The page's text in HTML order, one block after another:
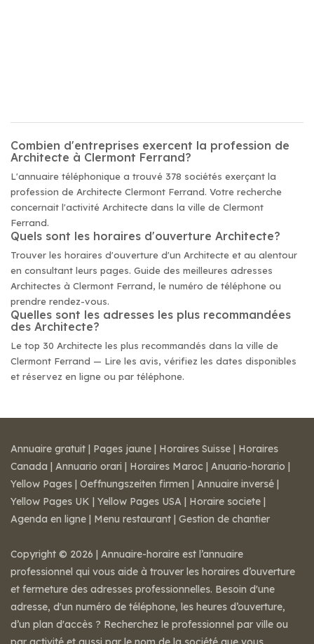
Combien d'entreprises exercent la profession de
Architecte à Clermont Ferrand?
L'annuaire téléphonique a trouvé 378 sociétés exerçant la
profession de Architecte Clermont Ferrand. Votre recherche
concernait l'activité Architecte dans la ville de Clermont
Ferrand.
Quels sont les horaires d'ouverture Architecte?
Trouver les horaires d'ouverture d'un Architecte et au alentour
en consultant leurs pages. Guide des meilleures adresses
Architectes à Clermont Ferrand, le numéro de téléphone ou
prendre rendez-vous.
Quelles sont les adresses les plus recommandées
des Architecte?
Le top 30 Architecte les plus recommandés dans la ville de
Clermont Ferrand — Lire les avis, vérifiez les dates disponibles
et réservez en ligne ou par téléphone.
Annuaire gratuit | Pages jaune | Horaires Suisse | Horaires
Canada | Annuario orari | Horaires Maroc | Anuario-horario |
Yellow Pages | Oeffnungszeiten firmen | Annuaire inversé |
Yellow Pages UK | Yellow Pages USA | Horaire societe |
Agenda en ligne | Menu restaurant | Gestion de chantier
Copyright © 2026 | Annuaire-horaire est l’annuaire
professionnel qui vous aide à trouver les horaires d’ouverture
et fermeture des adresses professionnelles. Besoin d'une
adresse, d'un numéro de téléphone, les heures d’ouverture,
d’un plan d'accès ? Recherchez le professionnel par ville ou